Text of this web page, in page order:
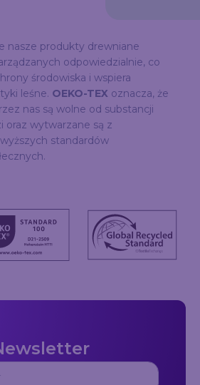
nasze produkty drewniane
odpowiedzialnie, co
środowiska i wspiera
leśne. OEKO-TEX oznacza, że
nas są wolne od substancji
oraz wytwarzane są z
standardów